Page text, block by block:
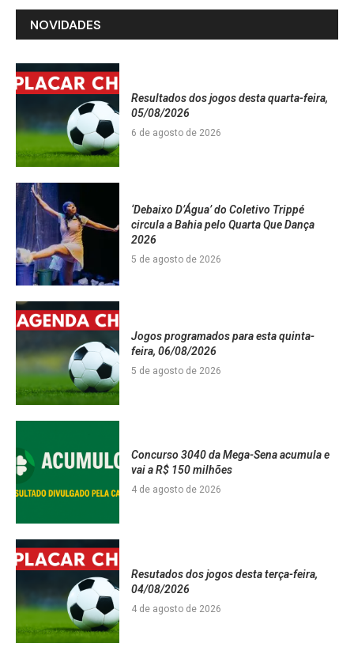
NOVIDADES
Resultados dos jogos desta quarta-feira,
05/08/2026
6 de agosto de 2026
‘Debaixo D’Água’ do Coletivo Trippé
circula a Bahia pelo Quarta Que Dança
2026
5 de agosto de 2026
Jogos programados para esta quinta-
feira, 06/08/2026
5 de agosto de 2026
Concurso 3040 da Mega-Sena acumula e
vai a R$ 150 milhões
4 de agosto de 2026
Resutados dos jogos desta terça-feira,
04/08/2026
4 de agosto de 2026